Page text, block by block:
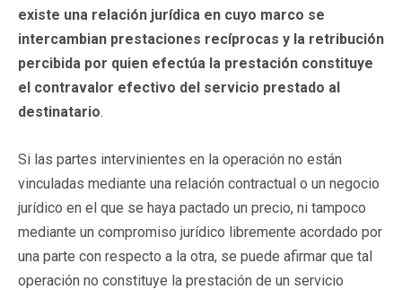
existe una relación jurídica en cuyo marco se
intercambian prestaciones recíprocas y la retribución
percibida por quien efectúa la prestación constituye
el contravalor efectivo del servicio prestado al
destinatario.
Si las partes intervinientes en la operación no están
vinculadas mediante una relación contractual o un negocio
jurídico en el que se haya pactado un precio, ni tampoco
mediante un compromiso jurídico libremente acordado por
una parte con respecto a la otra, se puede afirmar que tal
operación no constituye la prestación de un servicio